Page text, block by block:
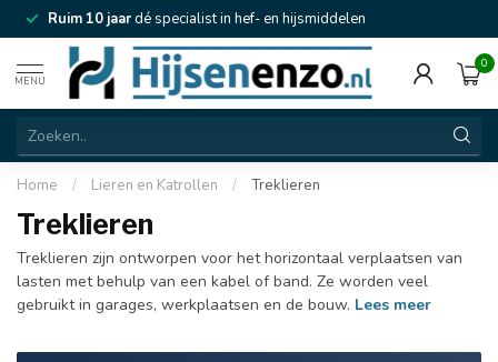
Ruim 10 jaardé specialist in hef- en hijsmiddelen
MENU
0
Home / Lieren en Katrollen / Treklieren
Treklieren
Treklieren zijn ontworpen voor het horizontaal verplaatsen van
lasten met behulp van een kabel of band. Ze worden veel
gebruikt in garages, werkplaatsen en de bouw. Lees meer